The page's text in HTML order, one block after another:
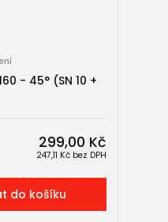
- 45° (SN 10 +
299,00 Kč
247,11 Kč bez DPH
do košíku